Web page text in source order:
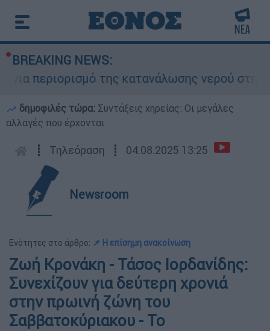
BREAKING NEWS:
περιορισμό της κατανάλωσης νερού στη
δημοφιλές τώρα: Συντάξεις χηρείας: Οι μεγάλες
αλλαγές που έρχονται
┋ Τηλεόραση ┋ 04.08.2025 13:25
Newsroom
Ενότητες στο άρθρο: 📌 Η επίσημη ανακοίνωση
Ζωή Κρονάκη - Τάσος Ιορδανίδης:
Συνεχίζουν για δεύτερη χρονιά
στην πρωινή ζώνη του
Σαββατοκύριακου - Το